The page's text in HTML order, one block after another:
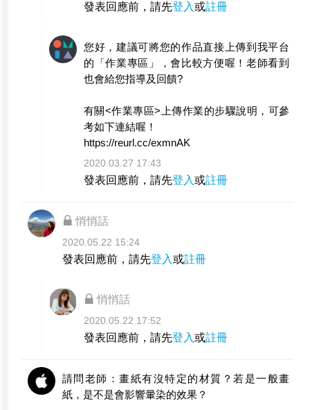
發表回應前，請先登入或註冊
您好，建議可將您的作品直接上傳到我平台
的「作業專區」，會比較方便喔！老師看到
也會給您指導及回饋?
有關<作業專區>上傳作業的步驟說明，可參
考如下連結喔！
https://reurl.cc/exmnAK
2020.03.27 17:43
發表回應前，請先登入或註冊
悄悄話
2020.05.22 15:24
發表回應前，請先登入或註冊
悄悄話
2020.05.22 17:52
發表回應前，請先登入或註冊
請問老師：畫紙有沒特定的材質？若是一般畫
紙，是不是會影響暈染的效果？